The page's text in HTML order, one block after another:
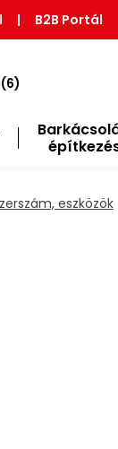
| B2B Portál
eszközök